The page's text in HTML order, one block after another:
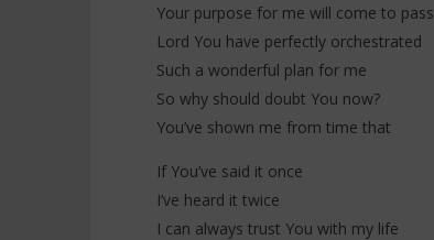
Your purpose for me will come to pass
Lord You have perfectly orchestrated
Such a wonderful plan for me
So why should doubt You now?
You’ve shown me from time that
If You’ve said it once
I’ve heard it twice
I can always trust You with my life